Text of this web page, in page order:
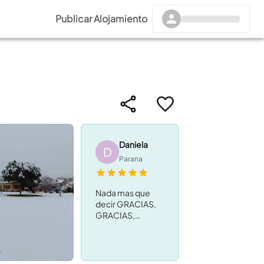
Publicar Alojamiento
D Daniela
Parana
Nada mas que
decir GRACIAS,
GRACIAS,
y la pileta una